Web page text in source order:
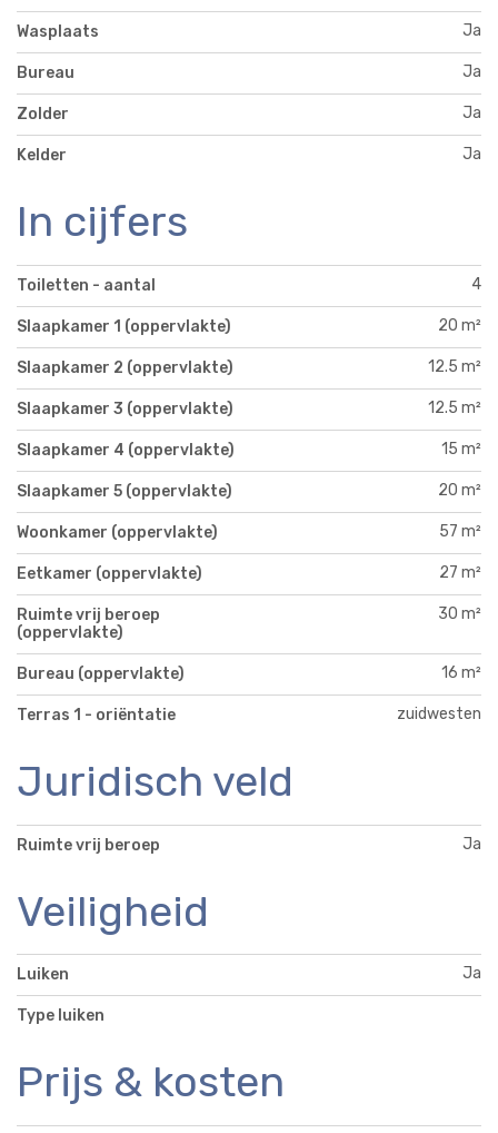
Wasplaats Ja
Bureau Ja
Zolder Ja
Kelder Ja
In cijfers
Toiletten - aantal 4
Slaapkamer 1 (oppervlakte) 20 m²
Slaapkamer 2 (oppervlakte) 12.5 m²
Slaapkamer 3 (oppervlakte) 12.5 m²
Slaapkamer 4 (oppervlakte) 15 m²
Slaapkamer 5 (oppervlakte) 20 m²
Woonkamer (oppervlakte) 57 m²
Eetkamer (oppervlakte) 27 m²
Ruimte vrij beroep
(oppervlakte)
30 m²
Bureau (oppervlakte) 16 m²
Terras 1 - oriëntatie zuidwesten
Juridisch veld
Ruimte vrij beroep Ja
Veiligheid
Luiken Ja
Type luiken
Prijs & kosten